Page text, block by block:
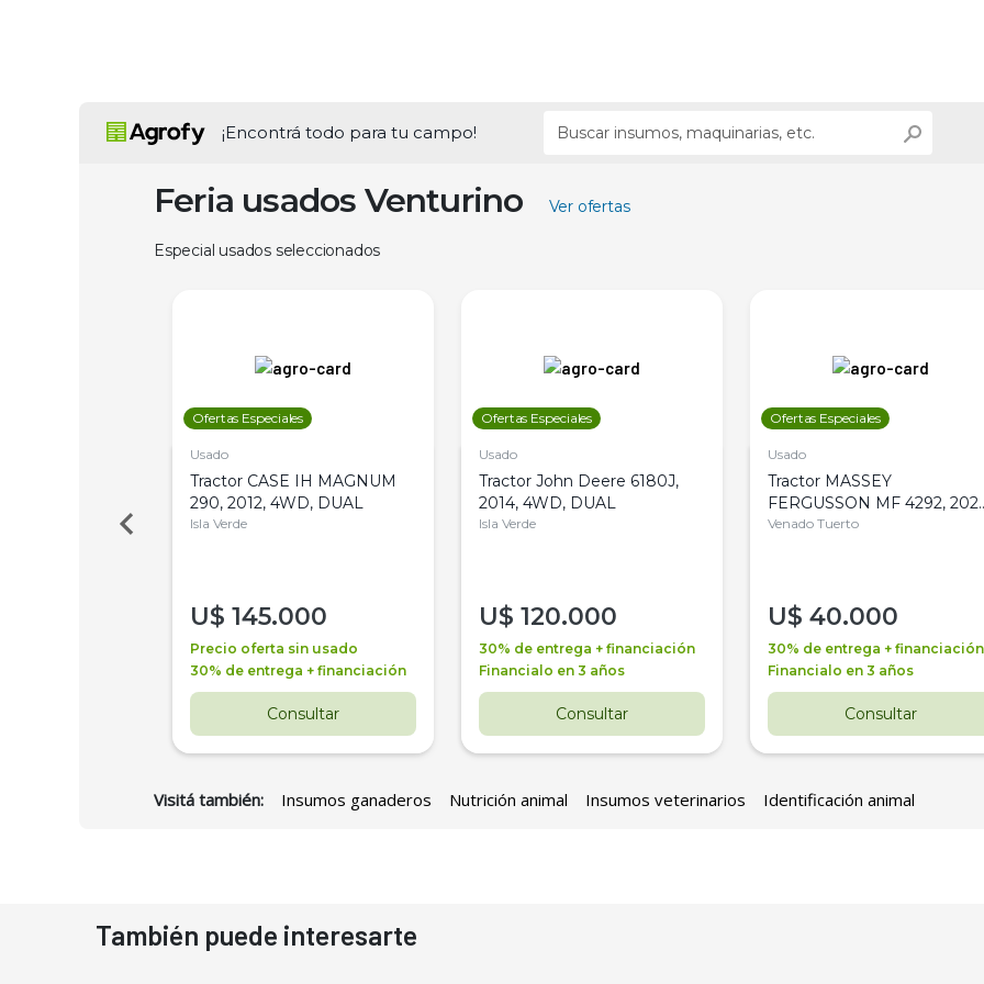
¡Encontrá todo para tu campo!
Feria usados Venturino Ver ofertas
Especial usados seleccionados
Ofertas Especiales
Usado
Tractor CASE IH MAGNUM
290, 2012, 4WD, DUAL
Isla Verde
U$ 145.000
Precio oferta sin usado
30% de entrega + financiación
Consultar
Ofertas Especiales
Usado
Tractor John Deere 6180J,
2014, 4WD, DUAL
Isla Verde
U$ 120.000
30% de entrega + financiación
Financialo en 3 años
Consultar
Ofertas Especiales
Usado
Tractor MASSEY
FERGUSSON MF 4292,
4WD, PATON
Venado Tuerto
U$ 40.000
30% de entrega + financiación
Financialo en 3 años
Consultar
Visitá también: Insumos ganaderos Nutrición animal Insumos veterinarios Identificación animal
También puede interesarte